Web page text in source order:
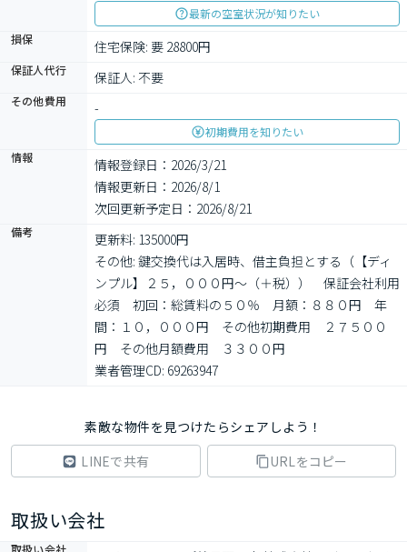
最新の空室状況が知りたい
損保
住宅保険: 要 28800円
保証人代行 保証人: 不要
その他費用 -
初期費用を知りたい
情報
情報登録日：2026/3/21
情報更新日：2026/8/1
次回更新予定日：2026/8/21
備考
更新料: 135000円
その他: 鍵交換代は入居時、借主負担とする（【ディ
ンプル】２５，０００円～（＋税））　保証会社利用
必須　初回：総賃料の５０％　月額：８８０円　年
間：１０，０００円　その他初期費用　２７５００
円　その他月額費用　３３００円
業者管理CD: 69263947
素敵な物件を見つけたらシェアしよう！
LINEで共有
URLをコピー
取扱い会社
取扱い会社